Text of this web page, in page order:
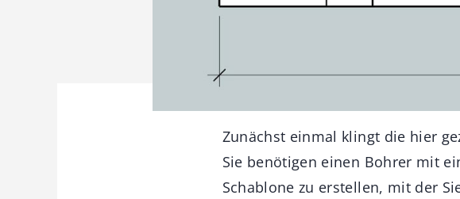
Zunächst einmal klingt die hier
Sie benötigen einen Bohrer mit
Schablone zu erstellen, mit der